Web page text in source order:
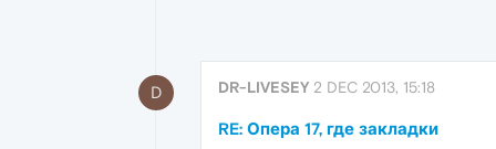
D DR-LIVESEY 2 DEC 2013, 15:18
RE: Опера 17, где закладки